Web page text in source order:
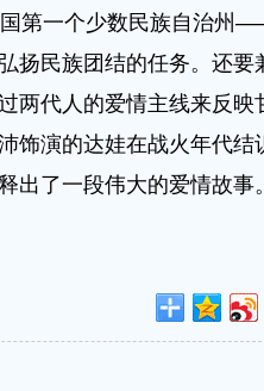
第一个少数民族自治州
扬民族团结的任务。还
两代人的爱情主线来反
饰演的达娃在战火年代
出了一段伟大的爱情故事。